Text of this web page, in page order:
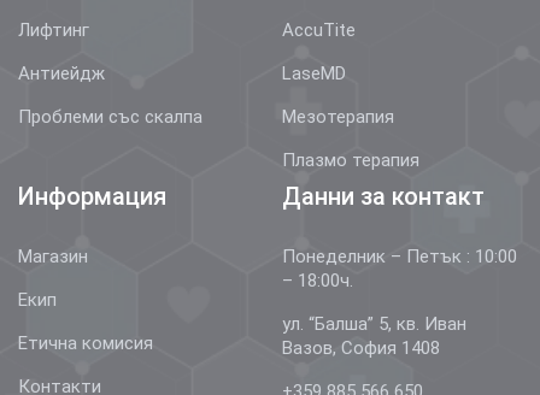
Лифтинг
Антиейдж
Проблеми със скалпа
AccuTite
LaseMD
Мезотерапия
Плазмо терапия
Информация
Магазин
Екип
Етична комисия
Контакти
Данни за контакт
Понеделник – Петък : 10:00
– 18:00ч.
ул. “Балша” 5, кв. Иван
Вазов, София 1408